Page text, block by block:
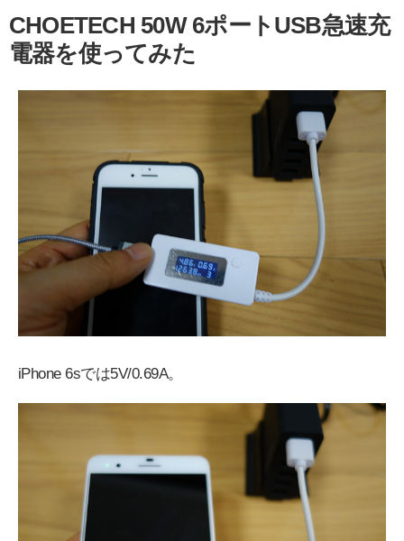
CHOETECH 50W 6ポートUSB急速充
電器を使ってみた
iPhone 6sでは5V/0.69A。